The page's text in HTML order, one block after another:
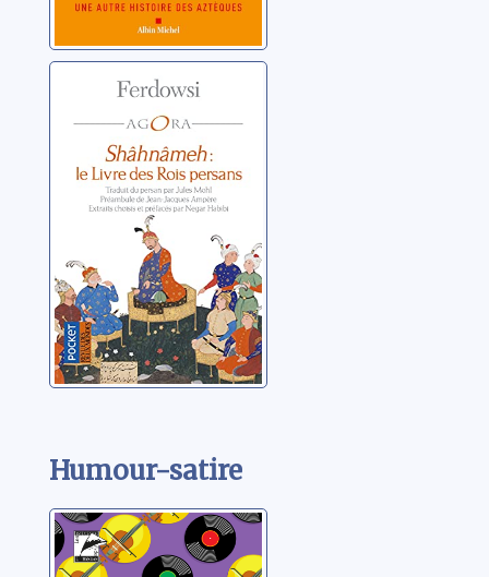
Shâhnâmeh:le
Livre des Rois
persans
Ferdowsi
Humour-satire
Ma soeur est
symphonique